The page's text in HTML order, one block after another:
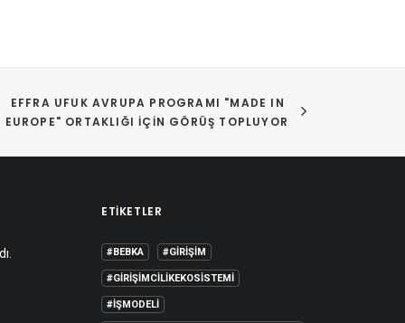
EFFRA UFUK AVRUPA PROGRAMI "MADE IN
EUROPE" ORTAKLIĞI IÇIN GÖRÜŞ TOPLUYOR
ETIKETLER
#BEBKA #GIRIŞIM
#GIRIŞIMCILIKEKOSISTEMI
#IŞMODELI